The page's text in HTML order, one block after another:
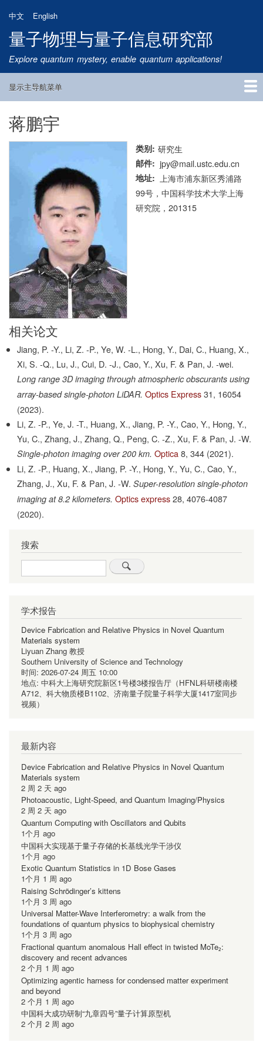
到
主
要
内
中文 English
量子物理与量子信息研究部
Explore quantum mystery, enable quantum applications!
Main
显示主导航菜单
首页
研究方向
量子卫星
团队成员
新闻动态
研究进展
学术报告
论文发表
公告通知
招生信息
相关链接
蒋鹏宇
类别 研究生
邮件 jpy@mail.ustc.edu.cn
地址
上海市浦东新区秀浦路
99号，中国科学技术大学上海
研究院，201315
相关论文
Jiang, P. -Y., Li, Z. -P., Ye, W. -L., Hong, Y., Dai, C., Huang, X.,
Xi, S. -Q., Lu, J., Cui, D. -J., Cao, Y., Xu, F. & Pan, J. -wei.
Long range 3D imaging through atmospheric obscurants using
array-based single-photon LiDAR. Optics Express 31, 16054
(2023).
Li, Z. -P., Ye, J. -T., Huang, X., Jiang, P. -Y., Cao, Y., Hong, Y.,
Yu, C., Zhang, J., Zhang, Q., Peng, C. -Z., Xu, F. & Pan, J. -W.
Single-photon imaging over 200 km. Optica 8, 344 (2021).
Li, Z. -P., Huang, X., Jiang, P. -Y., Hong, Y., Yu, C., Cao, Y.,
Zhang, J., Xu, F. & Pan, J. -W. Super-resolution single-photon
imaging at 8.2 kilometers. Optics express 28, 4076-4087
(2020).
搜索
Search
学术报告
Device Fabrication and Relative Physics in Novel Quantum
Materials system
Liyuan Zhang 教授
Southern University of Science and Technology
时间: 2026-07-24 周五 10:00
地点: 中科大上海研究院新区1号楼3楼报告厅（HFNL科研楼南楼
A712、科大物质楼B1102、济南量子院量子科学大厦1417室同步
视频）
最新内容
Device Fabrication and Relative Physics in Novel Quantum
Materials system
2 周 2 天 ago
Photoacoustic, Light-Speed, and Quantum Imaging/Physics
2 周 2 天 ago
Quantum Computing with Oscillators and Qubits
1个月 ago
中国科大实现基于量子存储的长基线光学干涉仪
1个月 ago
Exotic Quantum Statistics in 1D Bose Gases
1个月 1 周 ago
Raising Schrödinger’s kittens
1个月 3 周 ago
Universal Matter-Wave Interferometry: a walk from the
foundations of quantum physics to biophysical chemistry
1个月 3 周 ago
Fractional quantum anomalous Hall effect in twisted MoTe₂:
discovery and recent advances
2 个月 1 周 ago
Optimizing agentic harness for condensed matter experiment
and beyond
2 个月 1 周 ago
中国科大成功研制“九章四号”量子计算原型机
2 个月 2 周 ago